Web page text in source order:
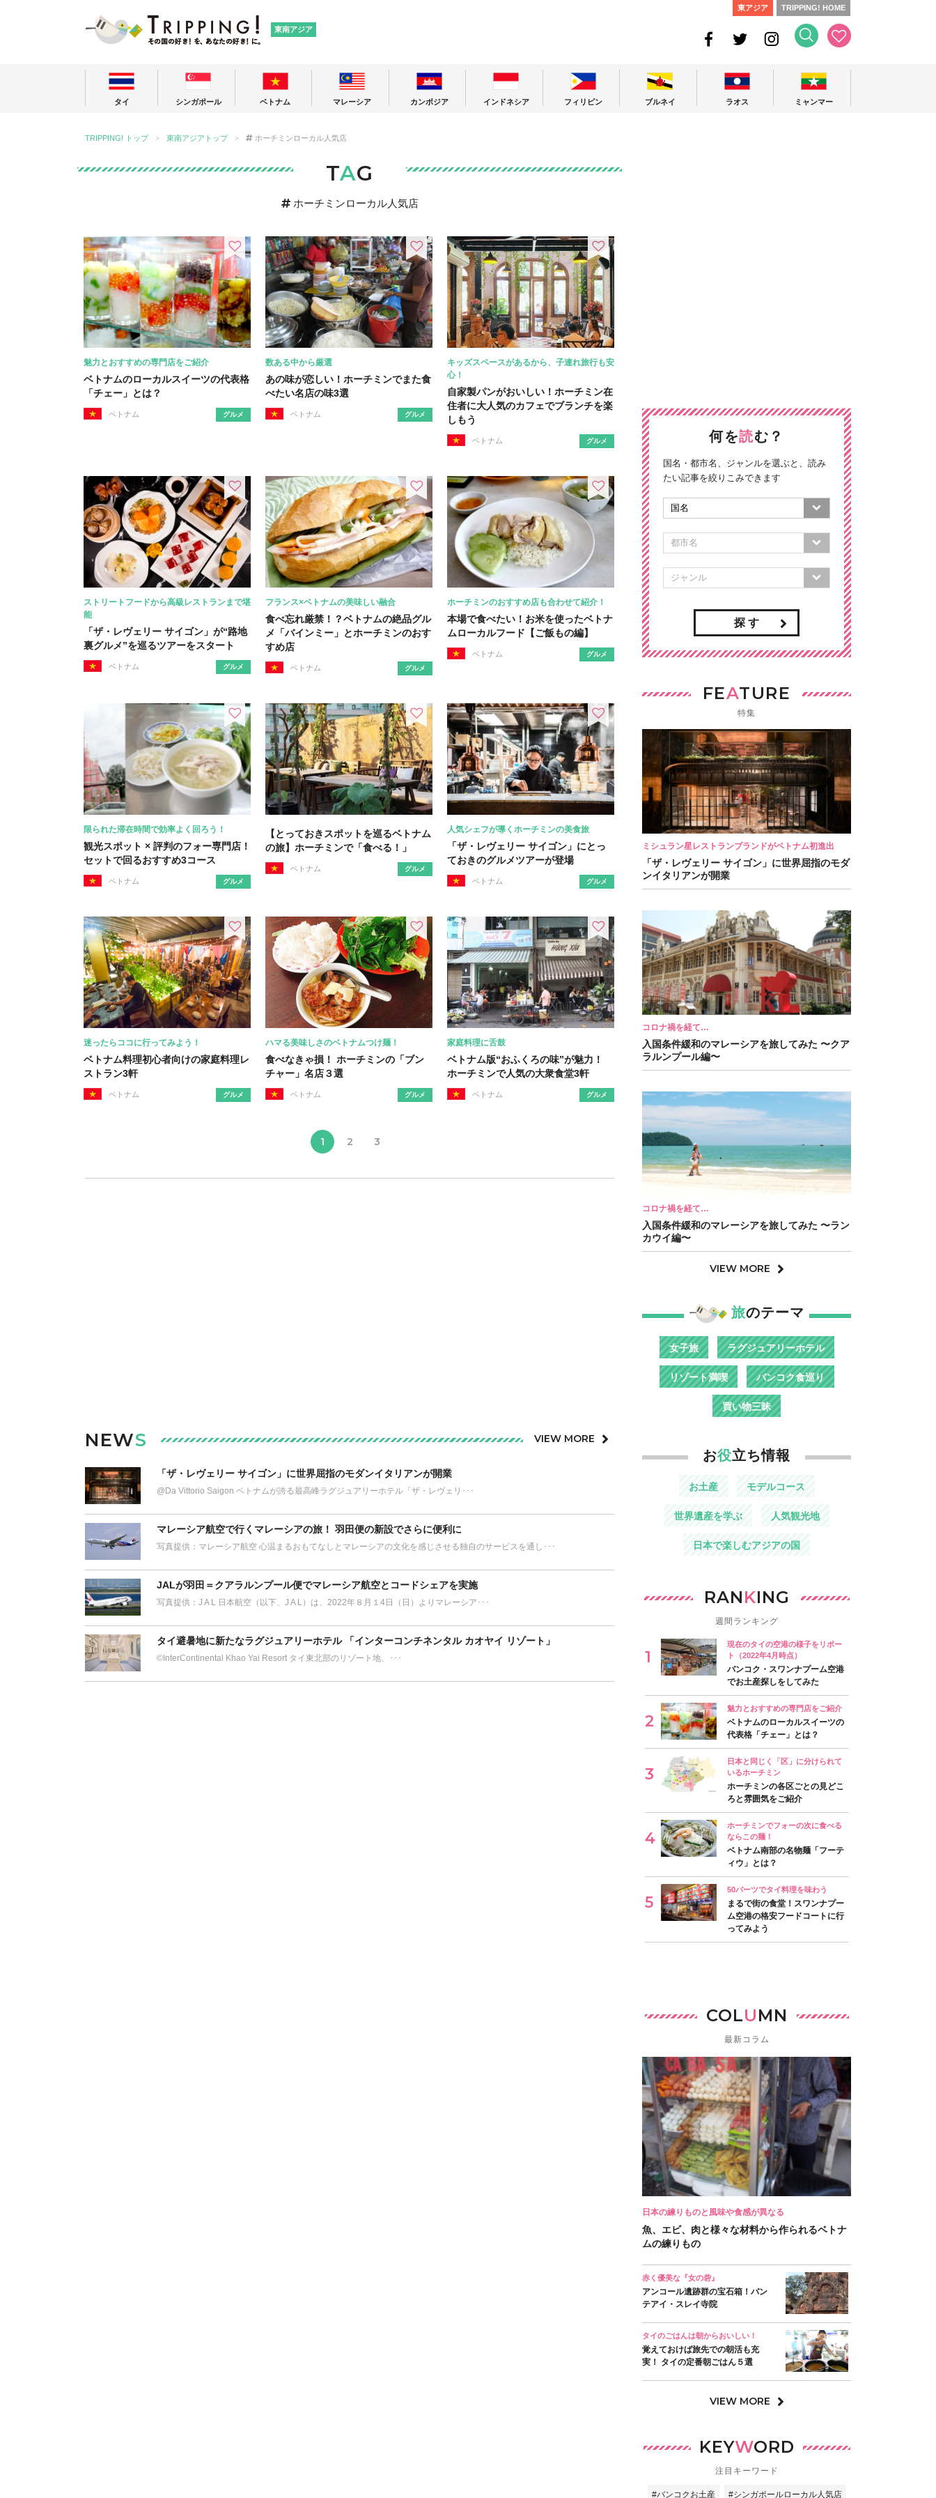
東南アジア
東アジア TRIPPING! HOME
タイ シンガポール ベトナム マレーシア カンボジア インドネシア フィリピン ブルネイ ラオス ミャンマー
TRIPPING! トップ 東南アジアトップ ホーチミンローカル人気店
TAG
ホーチミンローカル人気店
魅力とおすすめの専門店をご紹介
ベトナムのローカルスイーツの代表格
「チェー」とは？
ベトナム グルメ
数ある中から厳選
あの味が恋しい！ホーチミンでまた食
べたい名店の味3選
ベトナム グルメ
キッズスペースがあるから、子連れ旅行も安
心！
自家製パンがおいしい！ホーチミン在
住者に大人気のカフェでブランチを楽
しもう
ベトナム グルメ
ストリートフードから高級レストランまで堪
能
「ザ・レヴェリー サイゴン」が“路地
裏グルメ”を巡るツアーをスタート
ベトナム グルメ
フランス×ベトナムの美味しい融合
食べ忘れ厳禁！？ベトナムの絶品グル
メ「バインミー」とホーチミンのおす
すめ店
ベトナム グルメ
ホーチミンのおすすめ店も合わせて紹介！
本場で食べたい！お米を使ったベトナ
ムローカルフード【ご飯もの編】
ベトナム グルメ
限られた滞在時間で効率よく回ろう！
観光スポット × 評判のフォー専門店！
セットで回るおすすめ3コース
ベトナム グルメ
【とっておきスポットを巡るベトナム
の旅】ホーチミンで「食べる！」
ベトナム グルメ
人気シェフが導くホーチミンの美食旅
「ザ・レヴェリー サイゴン」にとっ
ておきのグルメツアーが登場
ベトナム グルメ
迷ったらココに行ってみよう！
ベトナム料理初心者向けの家庭料理レ
ストラン3軒
ベトナム グルメ
ハマる美味しさのベトナムつけ麺！
食べなきゃ損！ ホーチミンの「ブン
チャー」名店３選
ベトナム グルメ
家庭料理に舌鼓
ベトナム版“おふくろの味”が魅力！
ホーチミンで人気の大衆食堂3軒
ベトナム グルメ
1 2 3
NEWS VIEW MORE
「ザ・レヴェリー サイゴン」に世界屈指のモダンイタリアンが開業
@Da Vittorio Saigon ベトナムが誇る最高峰ラグジュアリーホテル「ザ・レヴェリ･･･
マレーシア航空で行くマレーシアの旅！ 羽田便の新設でさらに便利に
写真提供：マレーシア航空 心温まるおもてなしとマレーシアの文化を感じさせる独自のサービスを通し･･･
JALが羽田＝クアラルンプール便でマレーシア航空とコードシェアを実施
写真提供：J A L 日本航空（以下、J A L）は、2022年８月１4日（日）よりマレーシア･･･
タイ避暑地に新たなラグジュアリーホテル 「インターコンチネンタル カオヤイ リゾート」
©︎InterContinental Khao Yai Resort タイ東北部のリゾート地、･･･
何を読む？
国名・都市名、ジャンルを選ぶと、読み
たい記事を絞りこみできます
探 す
FEATURE
特集
ミシュラン星レストランブランドがベトナム初進出
「ザ・レヴェリー サイゴン」に世界屈指のモダ
ンイタリアンが開業
コロナ禍を経て…
入国条件緩和のマレーシアを旅してみた 〜クア
ラルンプール編〜
コロナ禍を経て…
入国条件緩和のマレーシアを旅してみた 〜ラン
カウイ編〜
VIEW MORE
旅のテーマ
女子旅 ラグジュアリーホテル
リゾート満喫 バンコク食巡り
買い物三昧
お役立ち情報
お土産 モデルコース
世界遺産を学ぶ 人気観光地
日本で楽しむアジアの国
RANKING
週間ランキング
現在のタイの空港の様子をリポー
ト（2022年4月時点）
バンコク・スワンナプーム空港
でお土産探しをしてみた
魅力とおすすめの専門店をご紹介
ベトナムのローカルスイーツの
代表格「チェー」とは？
日本と同じく「区」に分けられて
いるホーチミン
ホーチミンの各区ごとの見どこ
ろと雰囲気をご紹介
ホーチミンでフォーの次に食べる
ならこの麺！
ベトナム南部の名物麺「フーテ
ィウ」とは？
50バーツでタイ料理を味わう
まるで街の食堂！スワンナプー
ム空港の格安フードコートに行
ってみよう
COLUMN
最新コラム
日本の練りものと風味や食感が異なる
魚、エビ、肉と様々な材料から作られるベトナ
ムの練りもの
赤く優美な『女の砦』
アンコール遺跡群の宝石箱！バン
テアイ・スレイ寺院
タイのごはんは朝からおいしい！
覚えておけば旅先での朝活も充
実！ タイの定番朝ごはん５選
VIEW MORE
KEYWORD
注目キーワード
#バンコクお土産 #シンガポールローカル人気店